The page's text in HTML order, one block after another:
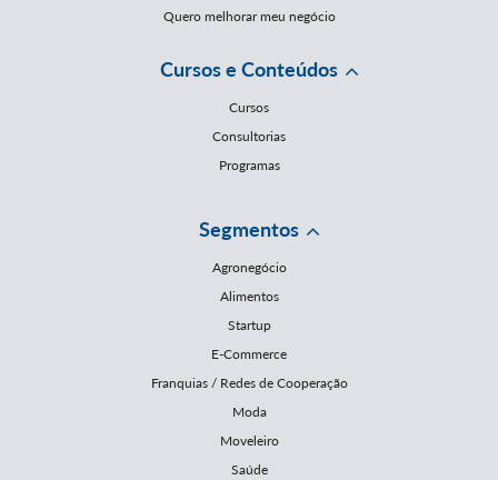
Quero melhorar meu negócio
Cursos e Conteúdos
Cursos
Consultorias
Programas
Segmentos
Agronegócio
Alimentos
Startup
E-Commerce
Franquias / Redes de Cooperação
Moda
Moveleiro
Saúde